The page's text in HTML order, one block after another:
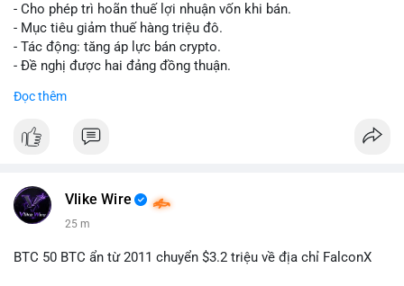
tái cơ cấu danh mục trước phiên giao dịch Âu-Mỹ. Tâm lý thị
trường có thể dao động nhẹ khi nhà đầu tư nhỏ lẻ theo dõi
động thái này.
và điểm đến của số BTC này trong 2-4 giờ tới. Nếu dòng tiền
phòng thủ. Nếu vào ví lạnh, có thể duy trì chiến lược nắm giữ
#160btc #vilanh #thanhkhoansan
- Cho phép trì hoãn thuế lợi nhuận vốn khi bán.
- Mục tiêu giảm thuế hàng triệu đô.
- Tác động: tăng áp lực bán crypto.
- Đề nghị được hai đảng đồng thuận.
📰 Nguồn: Cointelegraph
Đọc thêm
Vlike Wire
25 m
BTC 50 BTC ẩn từ 2011 chuyển $3.2 triệu về địa chỉ FalconX